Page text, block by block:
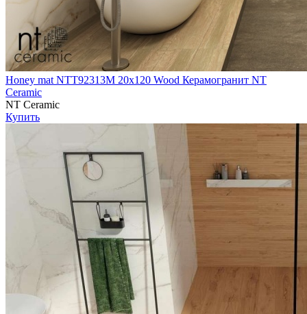
Honey mat NTT92313M 20х120 Wood Керамогранит NT
Ceramic
NT Ceramic
Купить